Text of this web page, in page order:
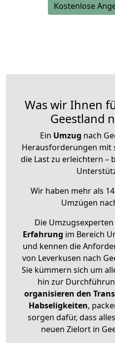
Kostenlose
Was wir Ihnen
Geestland
Ein Umzug nach
Herausforderungen mit
die Last zu erleichtern –
Wir haben mehr als
Umzügen
Die
Erfahrung im Bereich
und kennen die
von Leverkusen nach
Sie kümmern sich um
hin zur
organisieren den
Habseligkeiten,
sorgen dafür, dass
neuen Zielort in